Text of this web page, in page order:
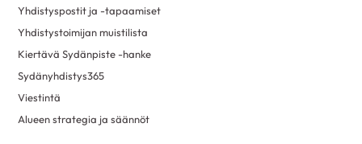
Yhdistyspostit ja -tapaamiset
Yhdistystoimijan muistilista
Kiertävä Sydänpiste -hanke
Sydänyhdistys365
Viestintä
Alueen strategia ja säännöt